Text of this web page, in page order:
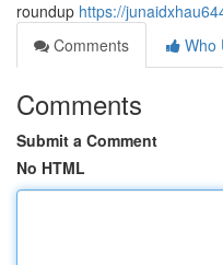
roundup https://
Comments
Who
Comments
Submit a Comment
No HTML